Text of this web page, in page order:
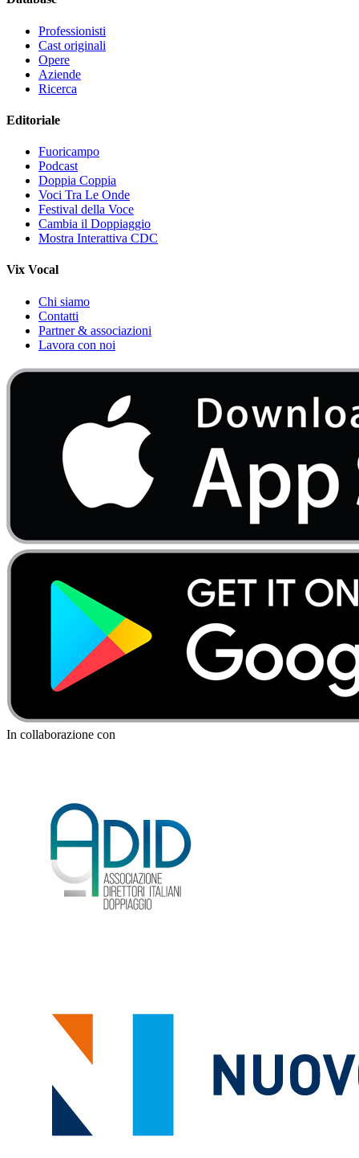
Professionisti
Cast originali
Opere
Aziende
Ricerca
Editoriale
Fuoricampo
Podcast
Doppia Coppia
Voci Tra Le Onde
Festival della Voce
Cambia il Doppiaggio
Mostra Interattiva CDC
Vix Vocal
Chi siamo
Contatti
Partner & associazioni
Lavora con noi
In collaborazione con